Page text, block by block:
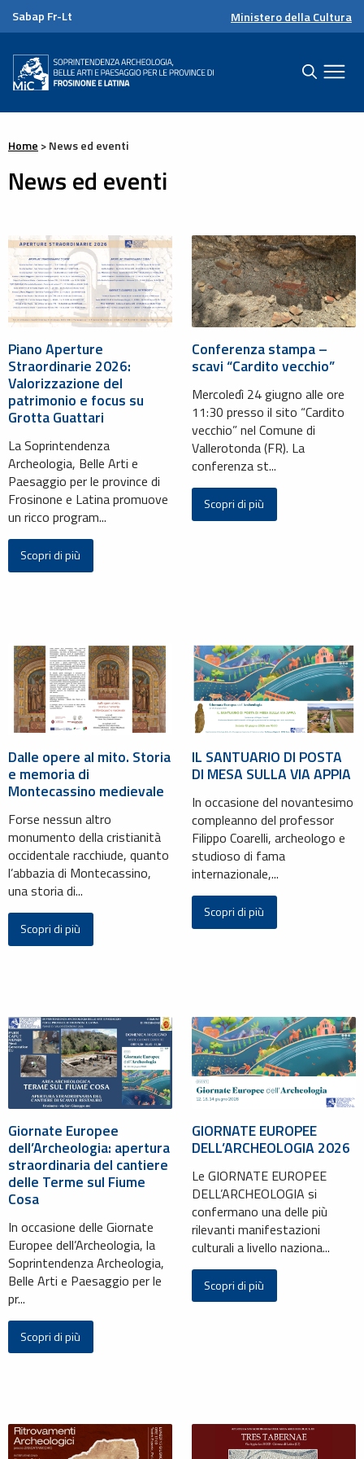
Sabap Fr-Lt Ministero della Cultura
Home >News ed eventi
News ed eventi
Piano Aperture
Straordinarie 2026:
Valorizzazione del
patrimonio e focus su
Grotta Guattari
La Soprintendenza
Archeologia, Belle Arti e
Paesaggio per le province di
Frosinone e Latina promuove
un ricco program...
Scopri di più
Conferenza stampa –
scavi “Cardito vecchio”
Mercoledì 24 giugno alle ore
11:30 presso il sito “Cardito
vecchio” nel Comune di
Vallerotonda (FR). La
conferenza st...
Scopri di più
Dalle opere al mito. Storia
e memoria di
Montecassino medievale
Forse nessun altro
monumento della cristianità
occidentale racchiude, quanto
l’abbazia di Montecassino,
una storia di...
Scopri di più
IL SANTUARIO DI POSTA
DI MESA SULLA VIA APPIA
In occasione del novantesimo
compleanno del professor
Filippo Coarelli, archeologo e
studioso di fama
internazionale,...
Scopri di più
Giornate Europee
dell’Archeologia: apertura
straordinaria del cantiere
delle Terme sul Fiume
Cosa
In occasione delle Giornate
Europee dell’Archeologia, la
Soprintendenza Archeologia,
Belle Arti e Paesaggio per le
pr...
Scopri di più
GIORNATE EUROPEE
DELL’ARCHEOLOGIA 2026
Le GIORNATE EUROPEE
DELL’ARCHEOLOGIA si
confermano una delle più
rilevanti manifestazioni
culturali a livello naziona...
Scopri di più